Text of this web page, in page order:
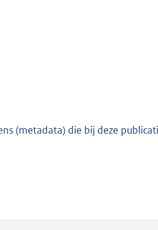
K
(metadata) die bij deze